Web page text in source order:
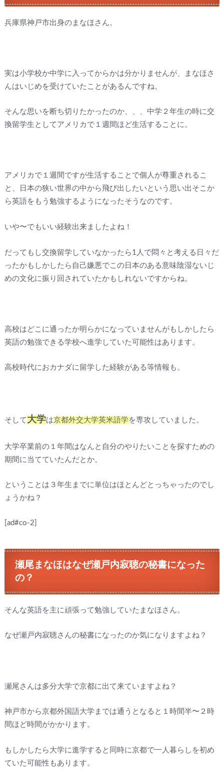
兵庫県神戸市出身のまなほさん。
実は小学校か中学に入ってからかは分かりませんが、まなほさ
んはいじめを受けていたことがあるんですね。
そんな思いを断ち切りたかったのか、、、中学２年生の時に交
換留学生としてアメリカで１週間ほど生活することに。
アメリカで１週間ですが生活することで個人が尊重されるこ
と、日本の狭い世界の中から飛び出したいという思い出そこか
ら英語をもう勉強するようになったそうなのです。
いや〜でもいい経験出来ましたよね！
だってもし交換留学していなかったら1人で悶々と考える日々だ
ったかもしかしたら自己嫌悪でこの日本のある意味陰湿ないじ
めの文化に振り回されていたかもしれないですからね。
高校はどこに通ったか明らかになっていませんがもしかしたら
英語の勉強できる学校へ進学していた可能性はあります。
高校時代におカナダに留学した経験がある等情報も。
そして 大学は京都外交大学英米語学 を専攻していました。
大学卒業前の１年間はなんと自分のやりたいことを探すための
期間に当てていたんだとか。
ということは３年生までに単位はほとんどとっちゃったのでし
ょうかね？
[ad#co-2]
瀬尾まなほはなぜ瀬戸内寂聴の秘書になった
の？
そんな英語を主に頑張って勉強していたまなほさん。
なぜ瀬戸内寂聴さんの秘書になったのか気になりますよね？
瀬尾さんは多分大学で京都に出て来ていますよね？
神戸市から京都外国語大学までは通うとなると１時間半〜２時
間ほど時間がかかります。
もしかしたら大学に進学すると同時に京都で一人暮らしを初め
ていた可能性もあります。